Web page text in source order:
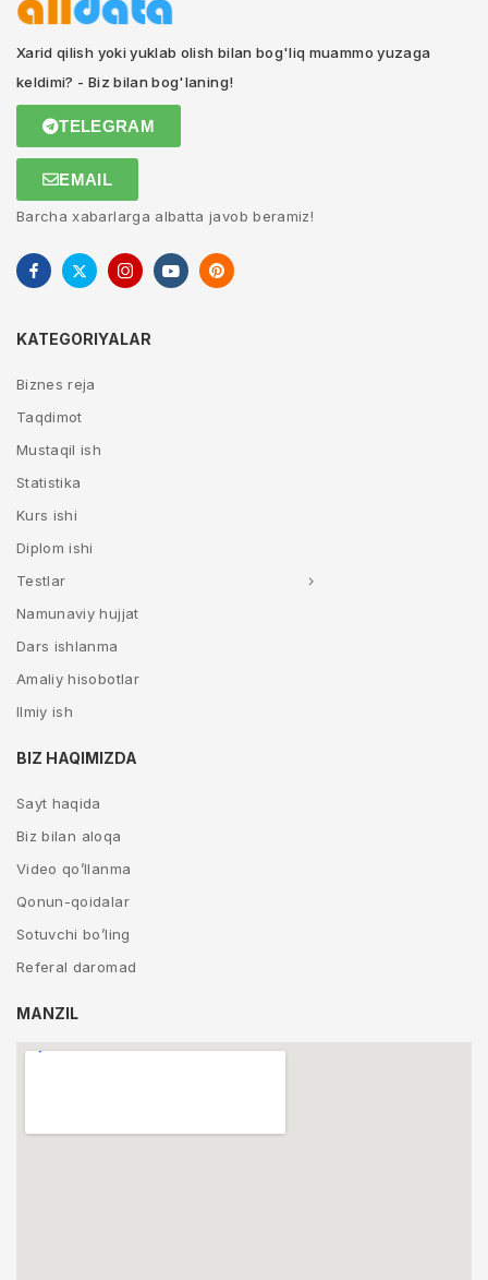
Xarid qilish yoki yuklab olish bilan bog'liq muammo yuzaga
keldimi? - Biz bilan bog'laning!
TELEGRAM
EMAIL
Barcha xabarlarga albatta javob beramiz!
KATEGORIYALAR
Biznes reja
Taqdimot
Mustaqil ish
Statistika
Kurs ishi
Diplom ishi
Testlar
Namunaviy hujjat
Dars ishlanma
Amaliy hisobotlar
Ilmiy ish
BIZ HAQIMIZDA
Sayt haqida
Biz bilan aloqa
Video qo’llanma
Qonun-qoidalar
Sotuvchi bo’ling
Referal daromad
MANZIL